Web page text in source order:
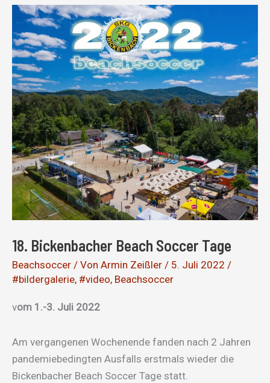
18. Bickenbacher Beach Soccer Tage
Beachsoccer / Von Armin Zeißler / 5. Juli 2022 /
#bildergalerie, #video, Beachsoccer
vom 1.-3. Juli 2022
Am vergangenen Wochenende fanden nach 2 Jahren
pandemiebedingten Ausfalls erstmals wieder die
Bickenbacher Beach Soccer Tage statt.